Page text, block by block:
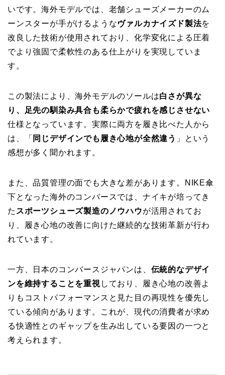
いです。海外モデルでは、老舗シューズメーカーのム
ーンスターが手がけるようなヴァルカナイズド製法を
改良した技術が使用されており、化学変化による圧着
でより強固で柔軟性のある仕上がりを実現していま
す。
この製法により、海外モデルのソールは白さが異な
り、足先の馴染み具合も柔らかで疲れを感じさせない
仕様となっています。実際に両方を履き比べた人から
は、「 同じデザインでも履き心地が全然違う 」という
感想が多く聞かれます。
また、品質管理の面でも大きな差があります。NIKE傘
下となった海外のコンバースでは、ナイキが培ってき
た スポーツシューズ製造のノウハウが活用されてお
り、履き心地の改善に向けた継続的な技術革新が行わ
れています。
一方、日本のコンバースジャパンは、 伝統的なデザイ
ンを維持することを重視しており、履き心地の改善よ
りもコストパフォーマンスと見た目の再現性を優先し
ている傾向があります。これが、現代の消費者が求め
る快適性とのギャップを生み出している要因の一つと
考えられます。